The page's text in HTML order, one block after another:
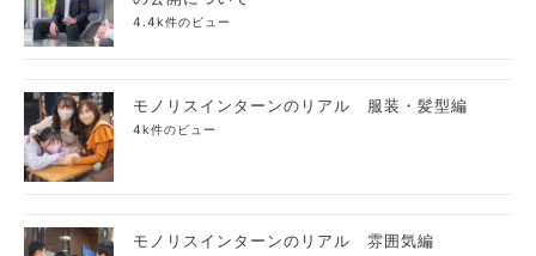
4.4k件のビュー
モノリスインターンのリアル 服装・髪型編
4k件のビュー
モノリスインターンのリアル 雰囲気編